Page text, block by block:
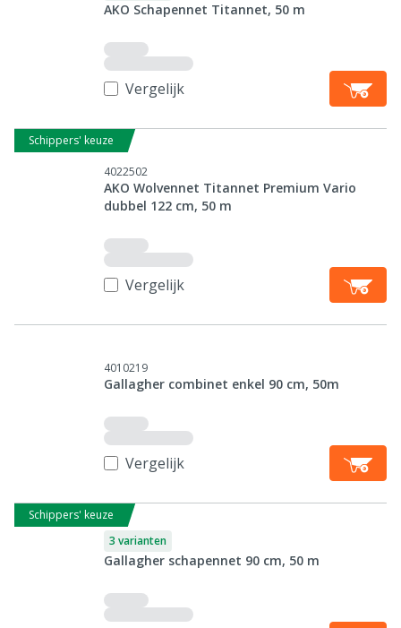
AKO Schapennet Titannet, 50 m
Vergelijk
Schippers' keuze
4022502
AKO Wolvennet Titannet Premium Vario
dubbel 122 cm, 50 m
Vergelijk
4010219
Gallagher combinet enkel 90 cm, 50m
Vergelijk
Schippers' keuze
3 varianten
Gallagher schapennet 90 cm, 50 m